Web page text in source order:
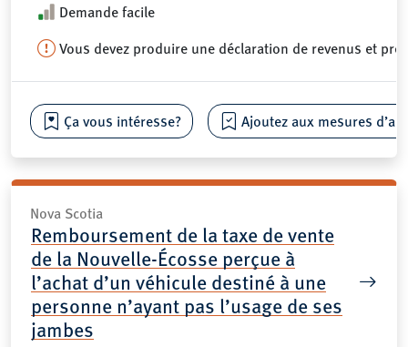
Demande facile
Vous devez produire une déclaration de revenus et
Ça vous intéresse? Ajoutez aux mesures
Nova Scotia
Remboursement de la taxe de vente
de la Nouvelle-Écosse perçue à
l’achat d’un véhicule destiné à une
personne n’ayant pas l’usage de ses
jambes